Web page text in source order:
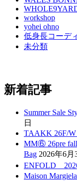
workshop
yohei ohno
低身長コーデ
未分類
新着記事
Summer Sale
日
TAAKK 26F/
MM⑥ 26pre
Bag 2026年6月
ENFOLD 2026
Maison